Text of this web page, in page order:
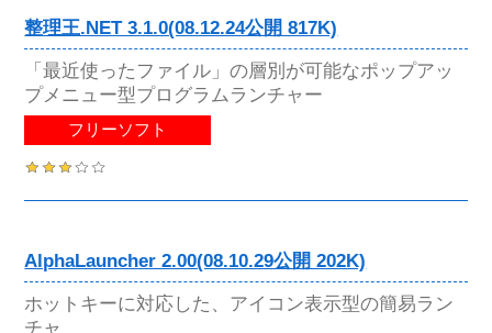
整理王.NET 3.1.0(08.12.24公開 817K)
「最近使ったファイル」の層別が可能なポップアッ
プメニュー型プログラムランチャー
フリーソフト
AlphaLauncher 2.00(08.10.29公開 202K)
ホットキーに対応した、アイコン表示型の簡易ラン
チャ